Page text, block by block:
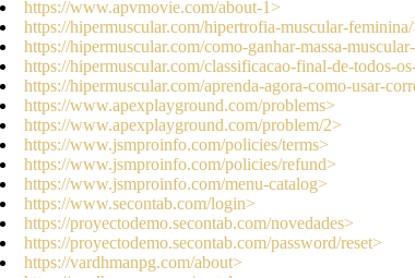
https://www.apvmovie.com/about-1>
https://hipermuscular.com/hipertrofia-muscular-
https://hipermuscular.com/como-ganhar-massa-
https://hipermuscular.com/classificacao-final-de-todos-
https://hipermuscular.com/aprenda-agora-como-usar-
https://www.apexplayground.com/problems>
https://www.apexplayground.com/problem/2>
https://www.jsmproinfo.com/policies/terms>
https://www.jsmproinfo.com/policies/refund>
https://www.jsmproinfo.com/menu-catalog>
https://www.secontab.com/login>
https://proyectodemo.secontab.com/novedades>
https://proyectodemo.secontab.com/password/reset>
https://vardhmanpg.com/about>